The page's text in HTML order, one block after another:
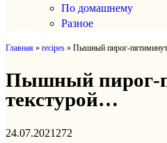
По домашнему
Разное
Главная » recipes » Пышный пирог-
Пышный пирог-
текстурой…
24.07.2021 272